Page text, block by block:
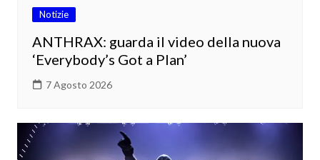
Notizie
ANTHRAX: guarda il video della nuova
‘Everybody’s Got a Plan’
7 Agosto 2026